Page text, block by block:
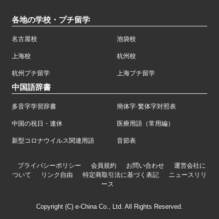
各地の学校・プチ留学
名古屋校 池袋校
上海校 杭州校
杭州プチ留学 上海プチ留学
中国語辞書
多音字学習辞書 簡体字·繁体字対照表
中国の祝日・連休 医療用語（常用編）
新型コロナウイルス関連用語 音節表
プライバシーポリシー 会員規約 お問い合わせ
運営会社に
ついて
リンク自由 特定商取引法に基づく表記
ニュースリリ
ース
Copyright (C) e-China Co., Ltd. All Rights Reserved.